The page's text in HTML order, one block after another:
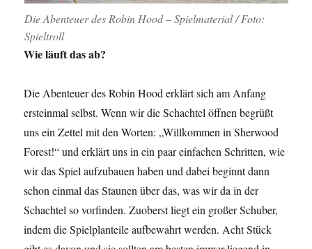
Die Abenteuer des Robin Hood – Spielmaterial / Foto:
Spieltroll
Wie läuft das ab?
Die Abenteuer des Robin Hood erklärt sich am Anfang
ersteinmal selbst. Wenn wir die Schachtel öffnen begrüßt
uns ein Zettel mit den Worten: „Willkommen in Sherwood
Forest!“ und erklärt uns in ein paar einfachen Schritten, wie
wir das Spiel aufzubauen haben und dabei beginnt dann
schon einmal das Staunen über das, was wir da in der
Schachtel so vorfinden. Zuoberst liegt ein großer Schuber,
indem die Spielplanteile aufbewahrt werden. Acht Stück